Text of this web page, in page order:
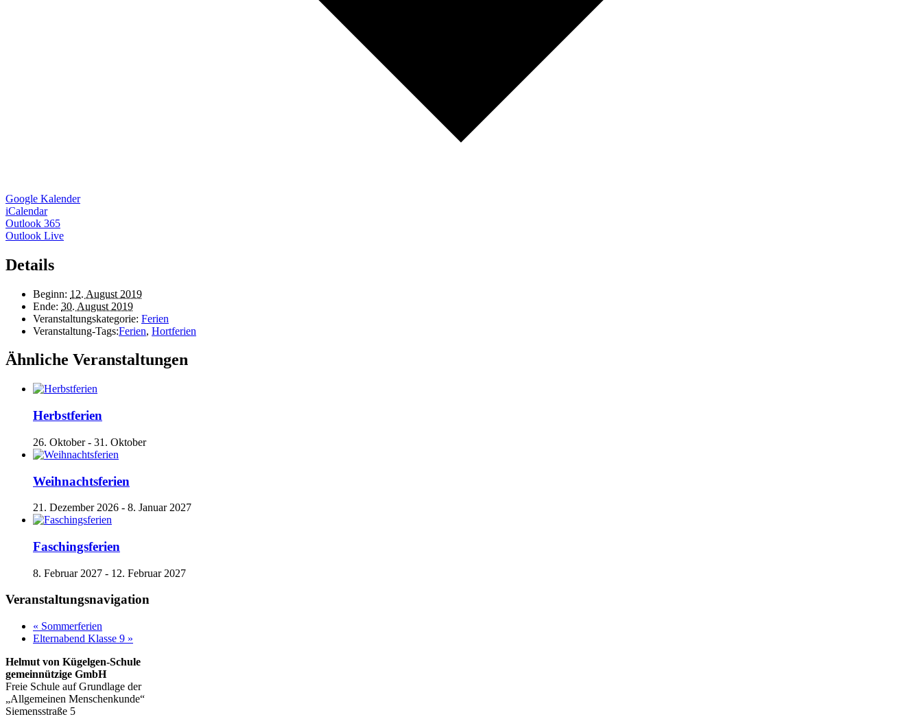
Google Kalender
iCalendar
Outlook 365
Outlook Live
Details
Beginn: 12. August 2019
Ende: 30. August 2019
Veranstaltungskategorie: Ferien
Veranstaltung-Tags:Ferien, Hortferien
Ähnliche Veranstaltungen
Herbstferien
26. Oktober- 31. Oktober
Weihnachtsferien
21. Dezember 2026 - 8. Januar 2027
Faschingsferien
8. Februar 2027 - 12. Februar 2027
Veranstaltungsnavigation
« Sommerferien
Elternabend Klasse 9 »
Helmut von Kügelgen-Schule
gemeinnützige GmbH
Freie Schule auf Grundlage der
„Allgemeinen Menschenkunde“
Siemensstraße 5